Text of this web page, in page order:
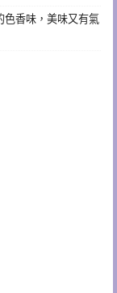
色香味，美味又有氣